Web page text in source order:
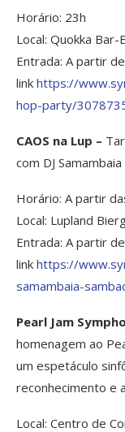
Horário: 23h
Local: Quokka
Entrada: A partir
link https://
hop-party/
CAOS na Lup –
com DJ
Horário: A partir
Local: Lupland
Entrada: A partir
link https://
samambaia-
Pearl Jam
homenagem ao
um espetáculo
reconhecimento e
Local: Centro de